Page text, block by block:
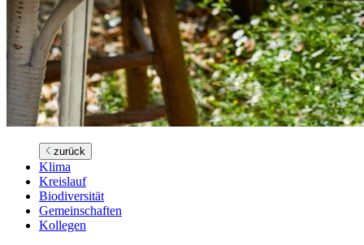
zurück
Klima
Kreislauf
Biodiversität
Gemeinschaften
Kollegen